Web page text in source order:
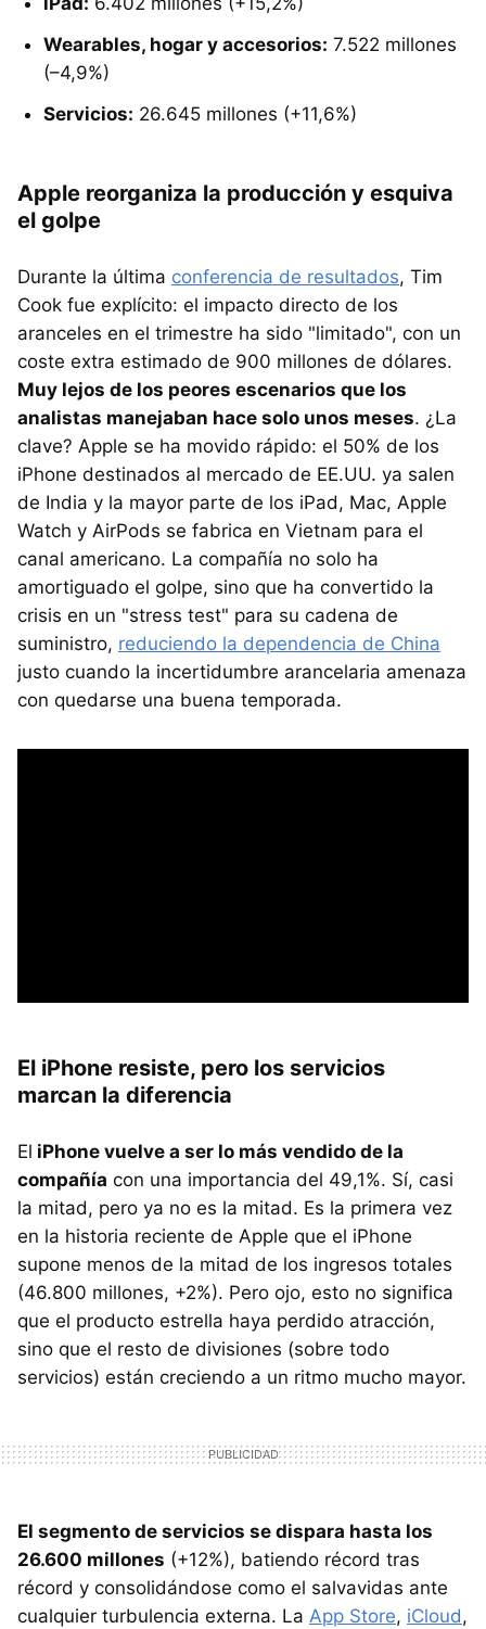
Wearables, hogar y accesorios: 7.522 millones
(–4,9%)
Servicios: 26.645 millones (+11,6%)
Apple reorganiza la producción y esquiva
el golpe
Durante la última conferencia de resultados, Tim
Cook fue explícito: el impacto directo de los
aranceles en el trimestre ha sido "limitado", con un
coste extra estimado de 900 millones de dólares.
Muy lejos de los peores escenarios que los
analistas manejaban hace solo unos meses. ¿La
clave? Apple se ha movido rápido: el 50% de los
iPhone destinados al mercado de EE.UU. ya salen
de India y la mayor parte de los iPad, Mac, Apple
Watch y AirPods se fabrica en Vietnam para el
canal americano. La compañía no solo ha
amortiguado el golpe, sino que ha convertido la
crisis en un "stress test" para su cadena de
suministro, reduciendo la dependencia de China
justo cuando la incertidumbre arancelaria amenaza
con quedarse una buena temporada.
El iPhone resiste, pero los servicios
marcan la diferencia
El iPhone vuelve a ser lo más vendido de la
compañía con una importancia del 49,1%. Sí, casi
la mitad, pero ya no es la mitad. Es la primera vez
en la historia reciente de Apple que el iPhone
supone menos de la mitad de los ingresos totales
(46.800 millones, +2%). Pero ojo, esto no significa
que el producto estrella haya perdido atracción,
sino que el resto de divisiones (sobre todo
servicios) están creciendo a un ritmo mucho mayor.
El segmento de servicios se dispara hasta los
26.600 millones (+12%), batiendo récord tras
récord y consolidándose como el salvavidas ante
cualquier turbulencia externa. La App Store, iCloud,